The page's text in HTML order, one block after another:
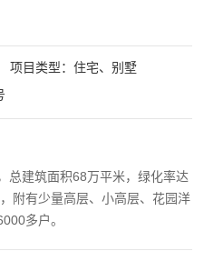
项目类型：住宅、别墅
总建筑面积68万平米，绿化率达
附有少量高层、小高层、花园洋
多户。